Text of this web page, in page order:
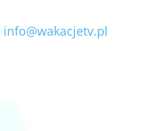
info@wakacjetv.pl